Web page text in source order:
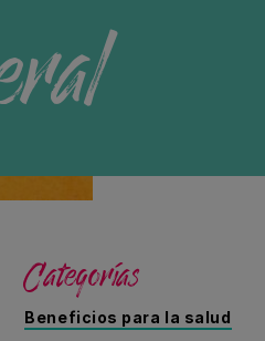
Categorías
Beneficios para la salud